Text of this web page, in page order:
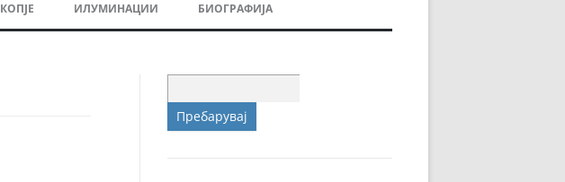
ИЛУМИНАЦИИ
СПОРТ
БИОГРАФИЈА
за: